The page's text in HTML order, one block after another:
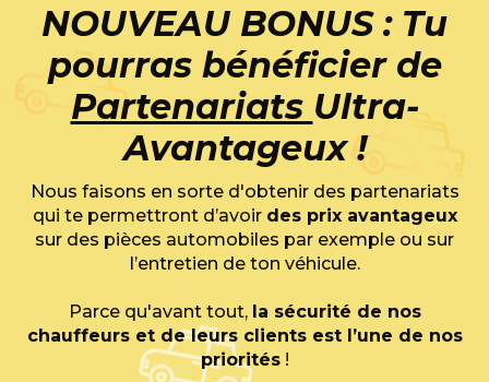
NOUVEAU BONUS : Tu
pourras bénéficier de
Partenariats Ultra-
Avantageux !
Nous faisons en sorte d'obtenir des partenariats
qui te permettront d’avoir des prix avantageux
sur des pièces automobiles par exemple ou sur
l’entretien de ton véhicule.
Parce qu'avant tout, la sécurité de nos
chauffeurs et de leurs clients est l’une de nos
priorités!